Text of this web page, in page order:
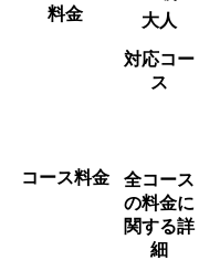
料金
大人
コース料金
対応コー
ス
全コース
の料金に
関する詳
細